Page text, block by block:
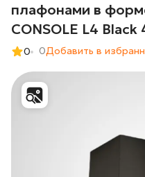
плафонами в
CONSOLE L4
0 0Добавить в